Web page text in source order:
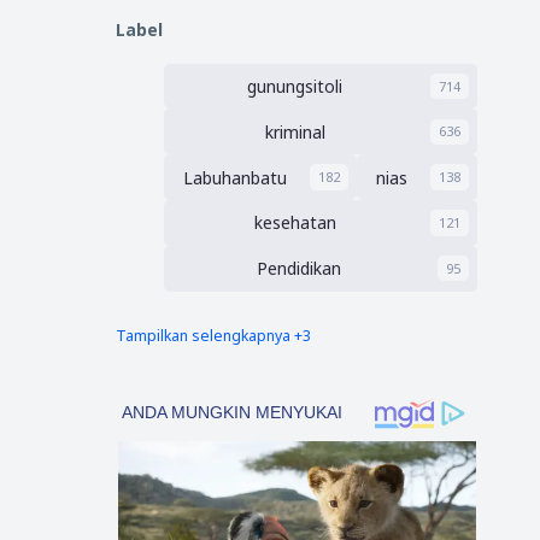
Label
gunungsitoli 714
kriminal 636
Labuhanbatu 182 nias 138
kesehatan 121
Pendidikan 95
nias barat 90
Tampilkan selengkapnya +3